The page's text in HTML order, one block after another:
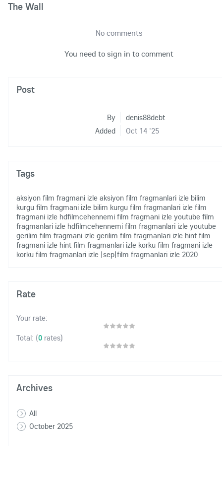
The Wall
No comments
You need to sign in to comment
Post
By
denis88debt
Added
Oct 14 '25
Tags
aksiyon film fragmani izle aksiyon film fragmanlari izle bilim
kurgu film fragmani izle bilim kurgu film fragmanlari izle film
fragmani izle hdfilmcehennemi film fragmani izle youtube film
fragmanlari izle hdfilmcehennemi film fragmanlari izle youtube
gerilim film fragmani izle gerilim film fragmanlari izle hint film
fragmani izle hint film fragmanlari izle korku film fragmani izle
korku film fragmanlari izle |sep|film fragmanlari izle 2020
Rate
Your rate:
Total: (0 rates)
Archives
All
October 2025